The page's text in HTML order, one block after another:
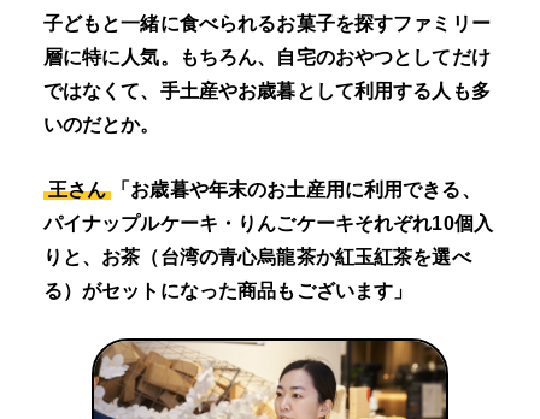
子どもと一緒に食べられるお菓子を探すファミリー
層に特に人気。もちろん、自宅のおやつとしてだけ
ではなくて、手土産やお歳暮として利用する人も多
いのだとか。
王さん
「お歳暮や年末のお土産用に利用できる、
パイナップルケーキ・りんごケーキそれぞれ10個入
りと、お茶（台湾の青心烏龍茶か紅玉紅茶を選べ
る）がセットになった商品もございます」